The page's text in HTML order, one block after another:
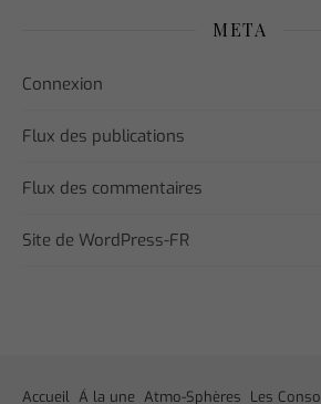
META
Connexion
Flux des publications
Flux des commentaires
Site de WordPress-FR
Accueil Á la une Atmo-Sphères Les Conso